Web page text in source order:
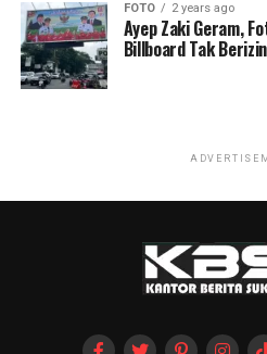
FOTO 2 years ago
Ayep Zaki Geram,
Billboard Tak Berizin